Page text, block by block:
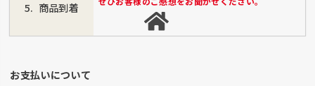
商品到着
お支払いについて